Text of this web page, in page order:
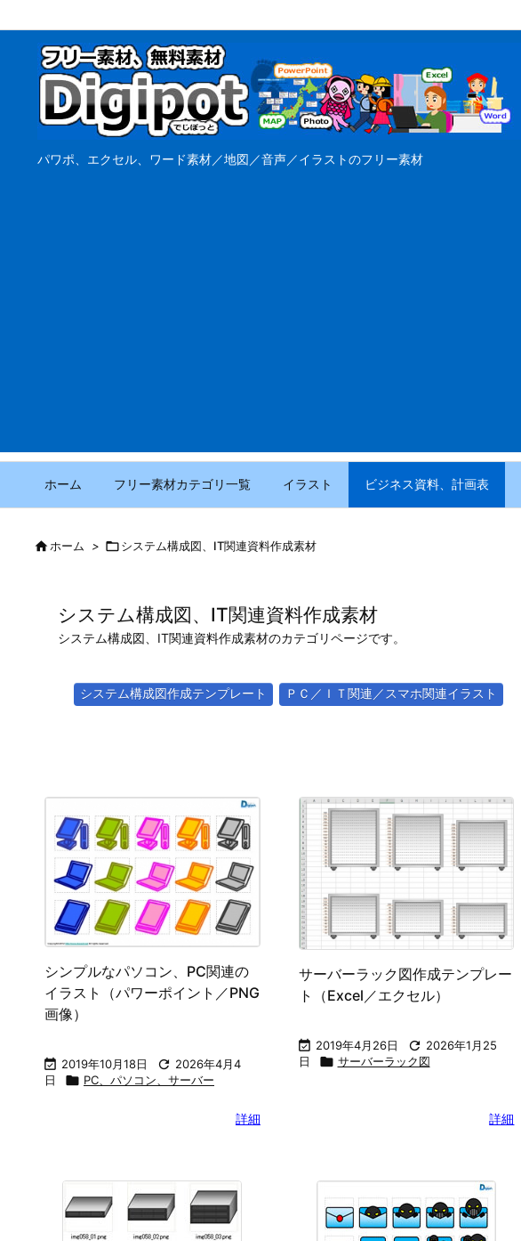
パワポ、エクセル、ワード素材／地図／音声／イラストのフリー素材
ホーム フリー素材カテゴリ一覧 イラスト ビジネス資料、計画表
ホーム > システム構成図、IT関連資料作成素材
システム構成図、IT関連資料作成素材
システム構成図、IT関連資料作成素材のカテゴリページです。
システム構成図作成テンプレート ＰＣ／ＩＴ関連／スマホ関連イラスト
シンプルなパソコン、PC関連の
イラスト（パワーポイント／PNG
画像）
 2019年10月18日  2026年4月4
日
 PC、パソコン、サーバー
詳細
サーバーラック図作成テンプレー
ト（Excel／エクセル）
 2019年4月26日  2026年1月25
日
 サーバーラック図
詳細